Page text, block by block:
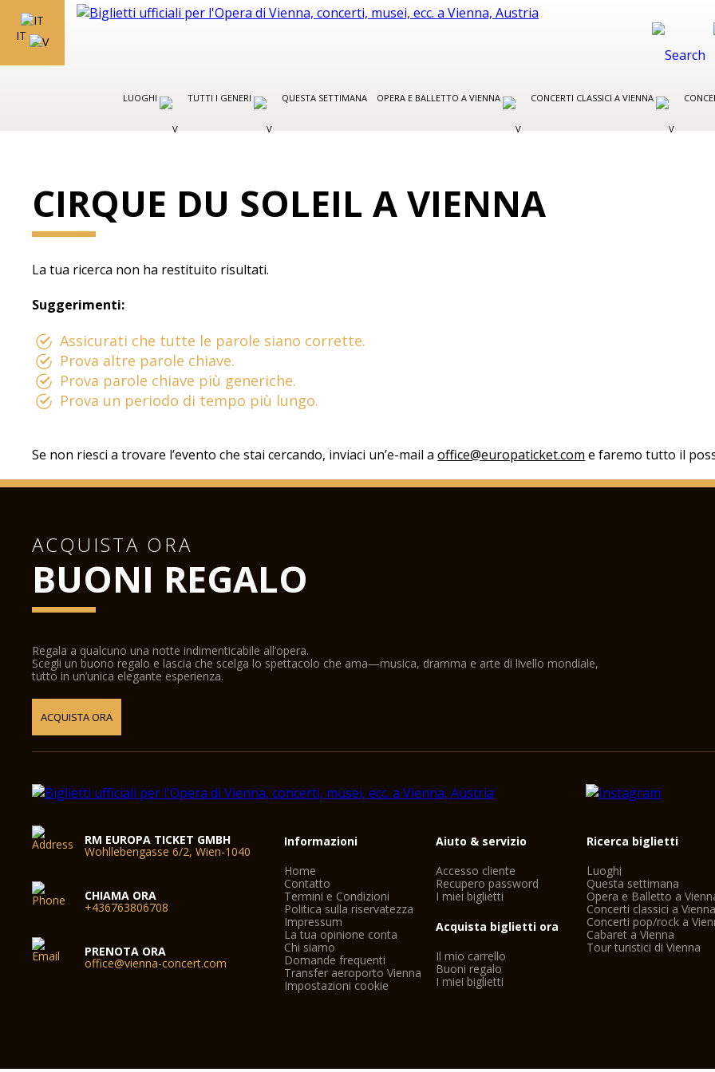
IT
LUOGHI TUTTI I GENERI QUESTA SETTIMANA OPERA E BALLETTO A VIENNA CONCERTI CLASSICI A VIENNA
CIRQUE DU SOLEIL A VIENNA
La tua ricerca non ha restituito risultati.
Suggerimenti:
Assicurati che tutte le parole siano corrette.
Prova altre parole chiave.
Prova parole chiave più generiche.
Prova un periodo di tempo più lungo.
Se non riesci a trovare l’evento che stai cercando, inviaci un’e-mail aoffice@europaticket.com e faremo tutto il
ACQUISTA ORA
BUONI REGALO
Regala a qualcuno una notte indimenticabile all’opera.
Scegli un buono regalo e lascia che scelga lo spettacolo che ama—musica, dramma e arte di livello mondiale,
tutto in un’unica elegante esperienza.
ACQUISTA ORA
RM EUROPA TICKET GMBH
Wohllebengasse 6/2, Wien-1040
CHIAMA ORA
+436763806708
PRENOTA ORA
office@vienna-concert.com
Informazioni
Home
Contatto
Termini e Condizioni
Politica sulla riservatezza
Impressum
La tua opinione conta
Chi siamo
Domande frequenti
Transfer aeroporto Vienna
Impostazioni cookie
Aiuto & servizio
Accesso cliente
Recupero password
I miei biglietti
Acquista biglietti ora
Il mio carrello
Buoni regalo
I miei biglietti
Ricerca biglietti
Luoghi
Questa settimana
Opera e Balletto a
Concerti classici a Vienna
Concerti pop/rock a
Cabaret a Vienna
Tour turistici di Vienna